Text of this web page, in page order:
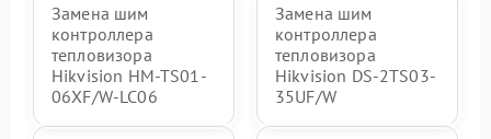
Замена шим
контроллера
тепловизора
Hikvision HM-TS01-
06XF/W-LC06
Замена шим
контроллера
тепловизора
Hikvision DS-2TS03-
35UF/W